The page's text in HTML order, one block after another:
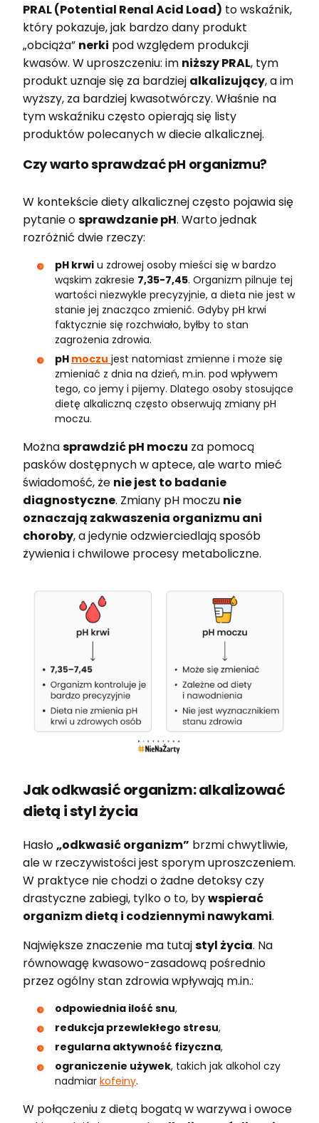
PRAL (Potential Renal Acid Load) to wskaźnik,
który pokazuje, jak bardzo dany produkt
„obciąża” nerki pod względem produkcji
kwasów. W uproszczeniu: im niższy PRAL, tym
produkt uznaje się za bardziej alkalizujący, a im
wyższy, za bardziej kwasotwórczy. Właśnie na
tym wskaźniku często opierają się listy
produktów polecanych w diecie alkalicznej.
Czy warto sprawdzać pH organizmu?
W kontekście diety alkalicznej często pojawia się
pytanie osprawdzanie pH. Warto jednak
rozróżnić dwie rzeczy:
pH krwi u zdrowej osoby mieści się w bardzo
wąskim zakresie 7,35-7,45. Organizm pilnuje tej
wartości niezwykle precyzyjnie, a dieta nie jest w
stanie jej znacząco zmienić. Gdyby pH krwi
faktycznie się rozchwiało, byłby to stan
zagrożenia zdrowia.
pH moczu jest natomiast zmienne i może się
zmieniać z dnia na dzień, m.in. pod wpływem
tego, co jemy i pijemy. Dlatego osoby stosujące
dietę alkaliczną często obserwują zmiany pH
moczu.
Możnasprawdzić pH moczu za pomocą
pasków dostępnych w aptece, ale warto mieć
świadomość, że nie jest to badanie
diagnostyczne. Zmiany pH moczu nie
oznaczają zakwaszenia organizmu ani
choroby, a jedynie odzwierciedlają sposób
żywienia i chwilowe procesy metaboliczne.
Jak odkwasić organizm: alkalizować
dietą i styl życia
Hasło„odkwasić organizm” brzmi chwytliwie,
ale w rzeczywistości jest sporym uproszczeniem.
W praktyce nie chodzi o żadne detoksy czy
drastyczne zabiegi, tylko o to, bywspierać
organizm dietą i codziennymi nawykami.
Największe znaczenie ma tutajstyl życia. Na
równowagę kwasowo-zasadową pośrednio
przez ogólny stan zdrowia wpływają m.in.:
odpowiednia ilość snu,
redukcja przewlekłego stresu,
regularna aktywność fizyczna,
ograniczenie używek, takich jak alkohol czy
nadmiar kofeiny.
W połączeniu z dietą bogatą w warzywa i owoce